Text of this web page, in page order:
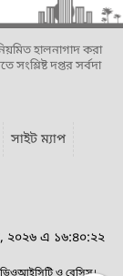
হালনাগাদ করা
সংশ্লিষ্ট দপ্তর সর্বদা
সাইট ম্যাপ
২০২৬ এ ১৬:৪০:২২
ডিওআইসিটি ও বেসিস।